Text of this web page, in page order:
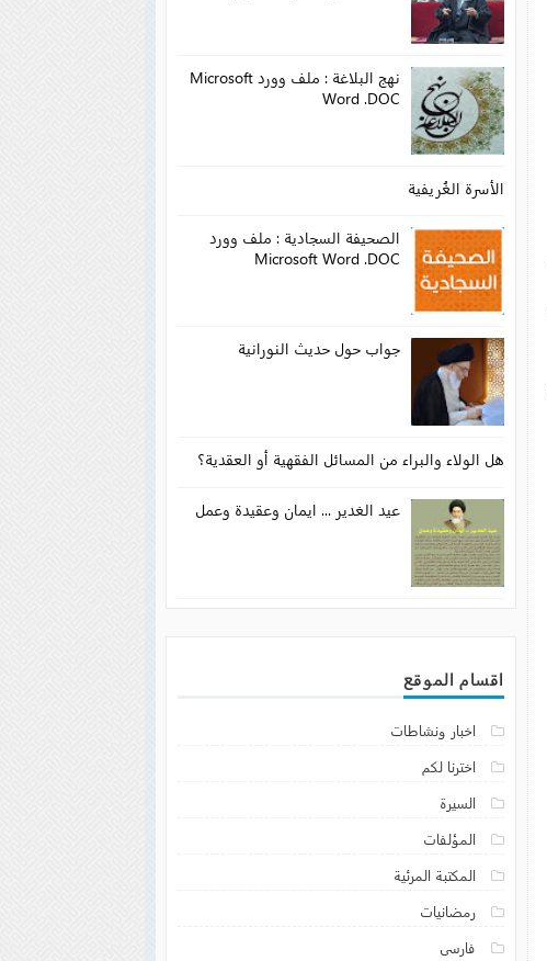
نهج البلاغة : ملف وورد Microsoft
Word .DOC
الأسرة الغُريفية
الصحيفة السجادية : ملف وورد
Microsoft Word .DOC
جواب حول حديث النورانية
هل الولاء والبراء من المسائل الفقهية أو العقدية؟
عيد الغدير ... ايمان وعقيدة وعمل
اقسام الموقع
اخبار ونشاطات
اخترنا لكم
السيرة
المؤلفات
المكتبة المرئية
رمضانيات
فارسى